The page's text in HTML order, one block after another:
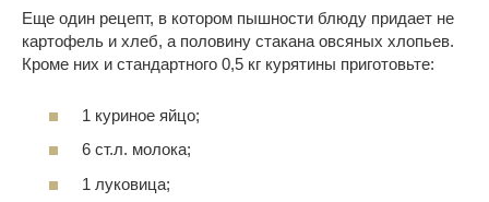
Еще один рецепт, в котором пышности блюду придает не
картофель и хлеб, а половину стакана овсяных хлопьев.
Кроме них и стандартного 0,5 кг курятины приготовьте:
1 куриное яйцо;
6 ст.л. молока;
1 луковица;